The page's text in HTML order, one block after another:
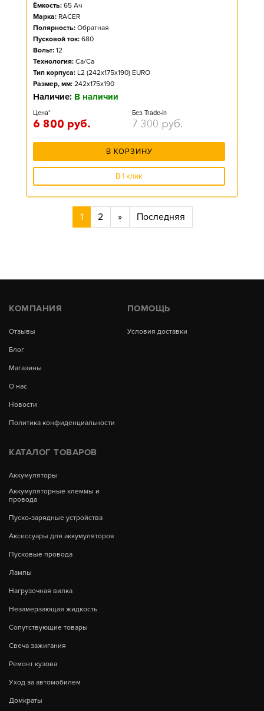
Ёмкость: 65 Ач
Марка: RACER
Полярность: Обратная
Пусковой ток: 680
Вольт: 12
Технология: Ca/Ca
Тип корпуса: L2 (242x175x190) EURO
Размер, мм: 242x175x190
Наличие: В наличии
Цена*
6 800 руб.
Без Trade-in
7 300 руб.
В КОРЗИНУ
В 1 клик
1 2 » Последняя
КОМПАНИЯ
Отзывы
Блог
Магазины
О нас
Новости
Политика конфиденциальности
ПОМОЩЬ
Условия доставки
КАТАЛОГ ТОВАРОВ
Аккумуляторы
Аккумуляторные клеммы и
провода
Пуско-зарядные устройства
Аксессуары для аккумуляторов
Пусковые провода
Лампы
Нагрузочная вилка
Незамерзающая жидкость
Сопутствующие товары
Свеча зажигания
Ремонт кузова
Уход за автомобилем
Домкраты